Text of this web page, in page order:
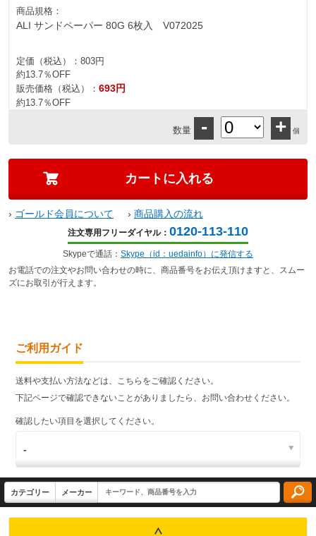
商品規格：
ALI サンドペーパー 80G 6枚入 V072025
定価（税込）： 803円
約13.7％OFF
販売価格（税込）： 693円
約13.7％OFF
数量 - + 個
› ゴールド会員について › 商品購入の流れ
注文専用フリーダイヤル： 0120-113-110
Skypeで通話： Skype（id：uedainfo）に発信する
お電話での注文やお問い合わせの時に、商品番号をお伝え頂けますと、スムー
ズにお取引が行えます。
ご利用ガイド
送料や支払い方法などは、こちらをご確認ください。
下記ページで確認できないことがありましたら、お問い合わせください。
確認したい項目を選択してください。